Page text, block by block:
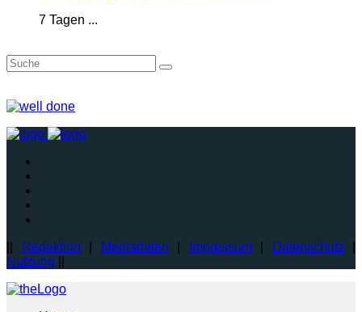
7 Tagen ...
Redaktion Mediadaten Impressum| Datenschutz
Nutzung